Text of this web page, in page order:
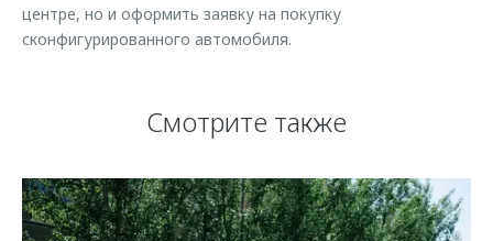
центре, но и оформить заявку на покупку
сконфигурированного автомобиля.
Смотрите также